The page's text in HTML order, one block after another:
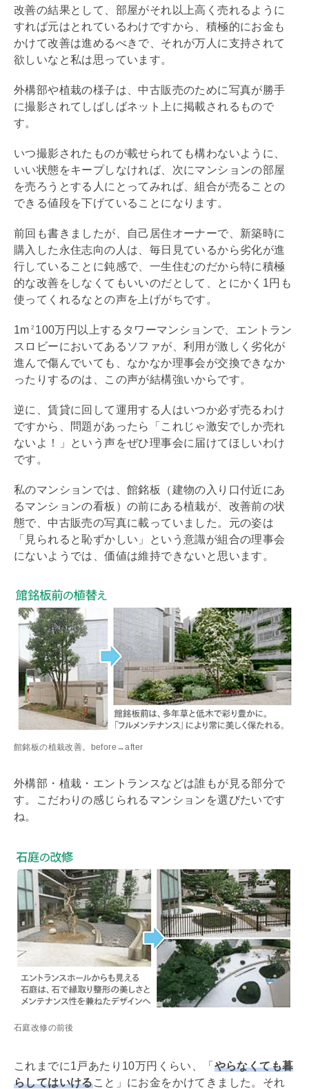
改善の結果として、部屋がそれ以上高く売れるように
すれば元はとれているわけですから、積極的にお金も
かけて改善は進めるべきで、それが万人に支持されて
欲しいなと私は思っています。
外構部や植栽の様子は、中古販売のために写真が勝手
に撮影されてしばしばネット上に掲載されるもので
す。
いつ撮影されたものが載せられても構わないように、
いい状態をキープしなければ、次にマンションの部屋
を売ろうとする人にとってみれば、組合が売ることの
できる値段を下げていることになります。
前回も書きましたが、自己居住オーナーで、新築時に
購入した永住志向の人は、毎日見ているから劣化が進
行していることに鈍感で、一生住むのだから特に積極
的な改善をしなくてもいいのだとして、とにかく1円も
使ってくれるなとの声を上げがちです。
1m 2 100万円以上するタワーマンションで、エントラン
スロビーにおいてあるソファが、利用が激しく劣化が
進んで傷んでいても、なかなか理事会が交換できなか
ったりするのは、この声が結構強いからです。
逆に、賃貸に回して運用する人はいつか必ず売るわけ
ですから、問題があったら「これじゃ激安でしか売れ
ないよ！」という声をぜひ理事会に届けてほしいわけ
です。
私のマンションでは、 館銘板
（建物の入り口付近にあ
るマンションの看板）の前にある植栽が、改善前の状
態で、中古販売の写真に載っていました。元の姿は
「見られると恥ずかしい」という意識が組合の理事会
にないようでは、価値は維持できないと思います。
館銘板の植栽改善。before→after
外構部・植栽・エントランスなどは誰もが見る部分で
す。こだわりの感じられるマンションを選びたいです
ね。
石庭改修の前後
これまでに1戸あたり10万円くらい、「 やらなくても暮
らしてはいけること」にお金をかけてきました。それ